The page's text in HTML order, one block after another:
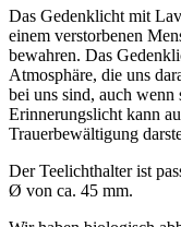
Das Gedenklicht mit
einem verstorbenen
bewahren. Das
Atmosphäre, die uns
bei uns sind, auch
Erinnerungslicht kann
Trauerbewältigung
Der Teelichthalter ist
Ø von ca. 45 mm.